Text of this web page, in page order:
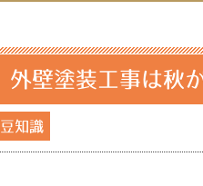
外壁塗装工事は秋
知識